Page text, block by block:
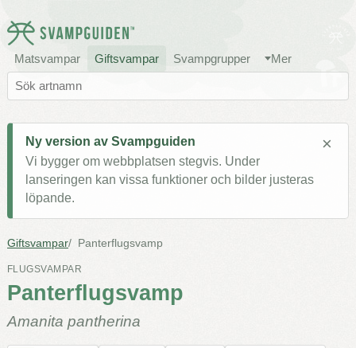
Matsvampar Giftsvampar Svampgrupper Mer
Ny version av Svampguiden
Vi bygger om webbplatsen stegvis. Under
lanseringen kan vissa funktioner och bilder justeras
löpande.
×
Giftsvampar Panterflugsvamp
FLUGSVAMPAR
Panterflugsvamp
Amanita pantherina